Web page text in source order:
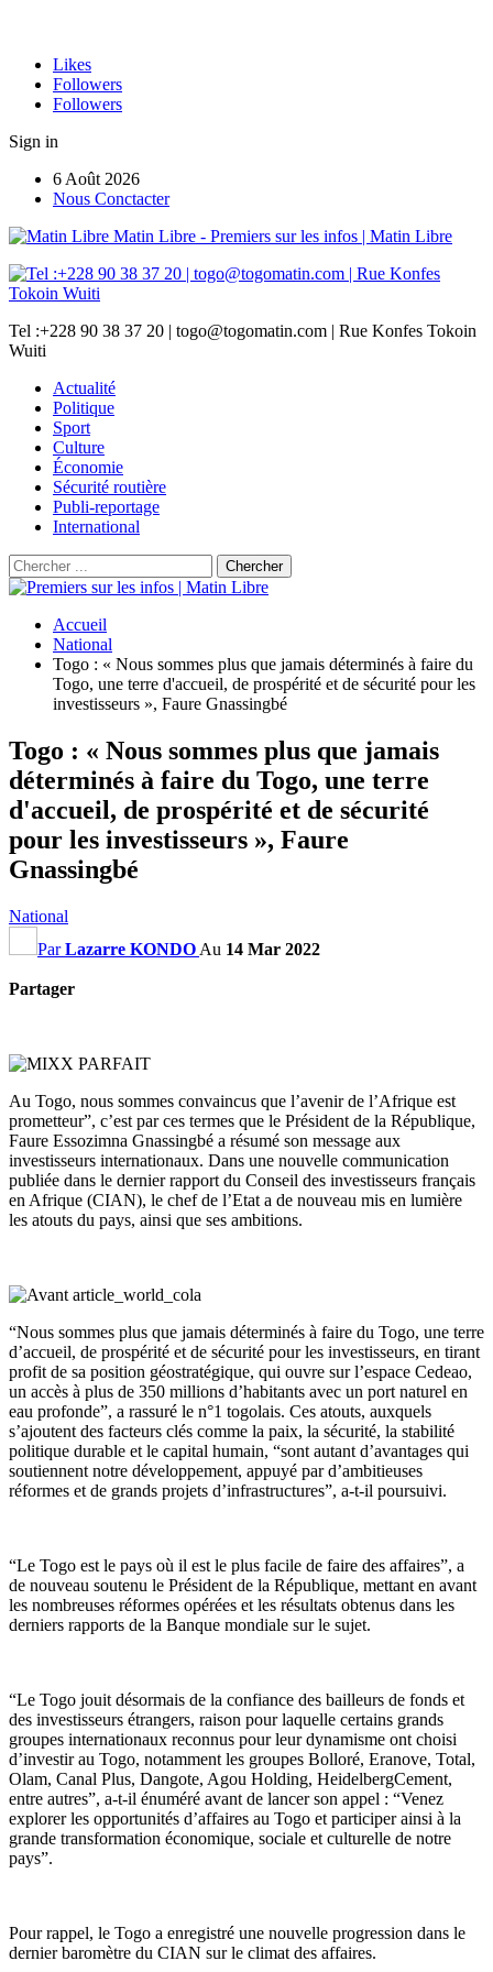
Likes
Followers
Followers
Sign in
6 Août 2026
Nous Conctacter
Matin Libre - Premiers sur les infos | Matin Libre
Tel :+228 90 38 37 20 | togo@togomatin.com | Rue Konfes Tokoin
Wuiti
Actualité
Politique
Sport
Culture
Économie
Sécurité routière
Publi-reportage
International
Accueil
National
Togo : « Nous sommes plus que jamais déterminés à faire du
Togo, une terre d'accueil, de prospérité et de sécurité pour les
investisseurs », Faure Gnassingbé
Togo : « Nous sommes plus que jamais
déterminés à faire du Togo, une terre
d'accueil, de prospérité et de sécurité
pour les investisseurs », Faure
Gnassingbé
National
ParLazarre KONDO Au 14 Mar 2022
Partager
Au Togo, nous sommes convaincus que l’avenir de l’Afrique est
prometteur”, c’est par ces termes que le Président de la République,
Faure Essozimna Gnassingbé a résumé son message aux
investisseurs internationaux. Dans une nouvelle communication
publiée dans le dernier rapport du Conseil des investisseurs français
en Afrique (CIAN), le chef de l’Etat a de nouveau mis en lumière
les atouts du pays, ainsi que ses ambitions.
“Nous sommes plus que jamais déterminés à faire du Togo, une terre
d’accueil, de prospérité et de sécurité pour les investisseurs, en tirant
profit de sa position géostratégique, qui ouvre sur l’espace Cedeao,
un accès à plus de 350 millions d’habitants avec un port naturel en
eau profonde”, a rassuré le n°1 togolais. Ces atouts, auxquels
s’ajoutent des facteurs clés comme la paix, la sécurité, la stabilité
politique durable et le capital humain, “sont autant d’avantages qui
soutiennent notre développement, appuyé par d’ambitieuses
réformes et de grands projets d’infrastructures”, a-t-il poursuivi.
“Le Togo est le pays où il est le plus facile de faire des affaires”, a
de nouveau soutenu le Président de la République, mettant en avant
les nombreuses réformes opérées et les résultats obtenus dans les
derniers rapports de la Banque mondiale sur le sujet.
“Le Togo jouit désormais de la confiance des bailleurs de fonds et
des investisseurs étrangers, raison pour laquelle certains grands
groupes internationaux reconnus pour leur dynamisme ont choisi
d’investir au Togo, notamment les groupes Bolloré, Eranove, Total,
Olam, Canal Plus, Dangote, Agou Holding, HeidelbergCement,
entre autres”, a-t-il énuméré avant de lancer son appel : “Venez
explorer les opportunités d’affaires au Togo et participer ainsi à la
grande transformation économique, sociale et culturelle de notre
pays”.
Pour rappel, le Togo a enregistré une nouvelle progression dans le
dernier baromètre du CIAN sur le climat des affaires.